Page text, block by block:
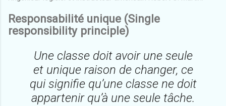
Responsabilité unique (Single
responsibility principle)
Une classe doit avoir une seule
et unique raison de changer, ce
qui signifie qu’une classe ne doit
appartenir qu’à une seule tâche.